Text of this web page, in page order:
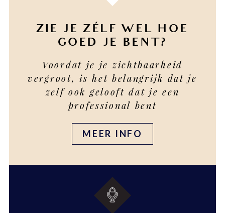
ZIE JE ZÉLF WEL HOE
GOED JE BENT?
Voordat je je zichtbaarheid
vergroot, is het belangrijk dat je
zelf ook gelooft dat je een
professional bent
MEER INFO